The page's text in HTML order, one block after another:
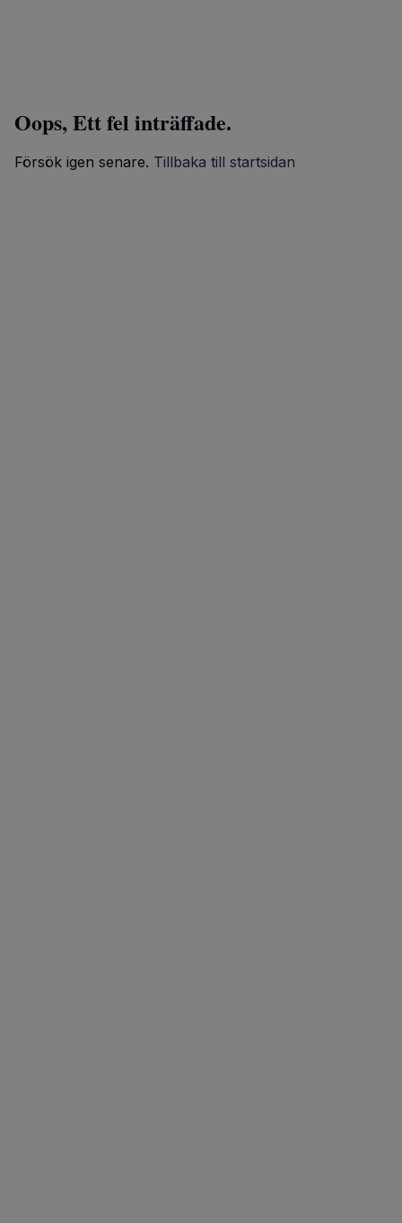
Oops, Ett fel inträffade.
Försök igen senare. Tillbaka till startsidan